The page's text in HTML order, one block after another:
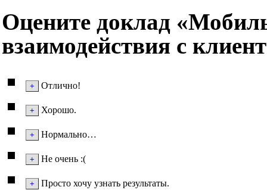
Оцените доклад
взаимодействия с
Отлично!
Хорошо.
Нормально…
Не очень :(
Просто хочу узнать результаты.